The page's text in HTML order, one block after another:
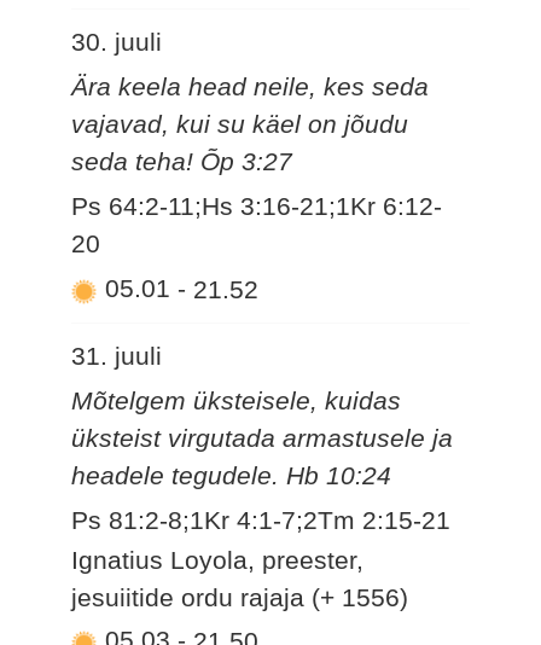
30. juuli
Ära keela head neile, kes seda
vajavad, kui su käel on jõudu
seda teha! Õp 3:27
Ps 64:2-11;Hs 3:16-21;1Kr 6:12-
20
05.01 - 21.52
31. juuli
Mõtelgem üksteisele, kuidas
üksteist virgutada armastusele ja
headele tegudele. Hb 10:24
Ps 81:2-8;1Kr 4:1-7;2Tm 2:15-21
Ignatius Loyola, preester,
jesuiitide ordu rajaja (+ 1556)